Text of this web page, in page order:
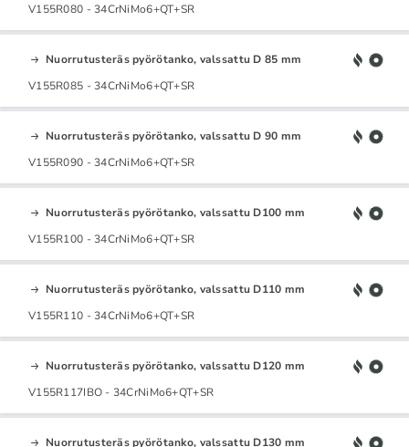
V155R080 - 34CrNiMo6+QT+SR
Nuorrutusteräs pyörötanko, valssattu D 85 mm
V155R085 - 34CrNiMo6+QT+SR
Nuorrutusteräs pyörötanko, valssattu D 90 mm
V155R090 - 34CrNiMo6+QT+SR
Nuorrutusteräs pyörötanko, valssattu D100 mm
V155R100 - 34CrNiMo6+QT+SR
Nuorrutusteräs pyörötanko, valssattu D110 mm
V155R110 - 34CrNiMo6+QT+SR
Nuorrutusteräs pyörötanko, valssattu D120 mm
V155R117IBO - 34CrNiMo6+QT+SR
Nuorrutusteräs pyörötanko, valssattu D130 mm